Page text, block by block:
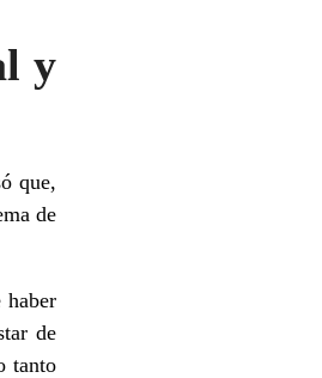
y
que,
de
haber
de
tanto